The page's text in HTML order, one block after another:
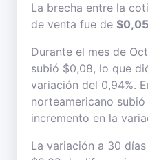
La brecha entre la
de venta fue de $0,05
Durante el mes de
subió $0,08, lo que
variación del 0,94%.
norteamericano
incremento en la
La variación a 30